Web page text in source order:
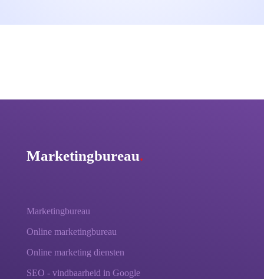
Marketingbureau.
Marketingbureau
Online marketingbureau
Online marketing diensten
SEO - vindbaarheid in Google